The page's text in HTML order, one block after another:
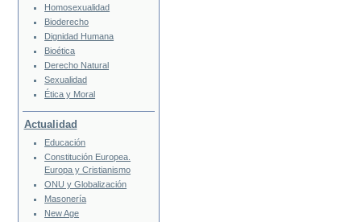
Homosexualidad
Bioderecho
Dignidad Humana
Bioética
Derecho Natural
Sexualidad
Ética y Moral
Actualidad
Educación
Constitución Europea.
Europa y Cristianismo
ONU y Globalización
Masonería
New Age